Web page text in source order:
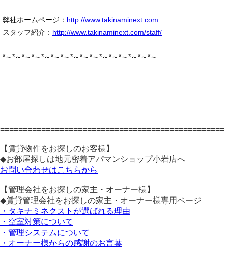
弊社ホームページ： http://www.takinaminext.com
スタッフ紹介： http://www.takinaminext.com/staff/
*～*～*～*～*～*～*～*～*～*～*～*～*～*～*～*～
=================================================
【賃貸物件をお探しのお客様】
◆お部屋探しは地元密着アパマンショップ小岩店へ
お問い合わせはこちらから
【管理会社をお探しの家主・オーナー様】
◆賃貸管理会社をお探しの家主・オーナー様専用ページ
・タキナミネクストが選ばれる理由
・空室対策について
・管理システムについて
・オーナー様からの感謝のお言葉